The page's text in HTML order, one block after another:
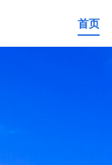
首页